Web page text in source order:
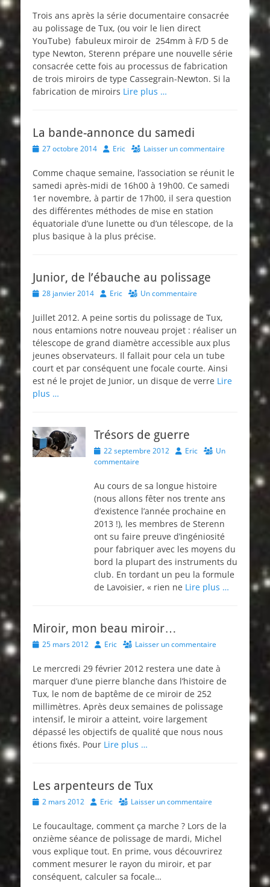
Trois ans après la série documentaire consacrée
au polissage de Tux, (ou voir le lien direct
YouTube) fabuleux miroir de 254mm à F/D 5 de
type Newton, Sterenn prépare une nouvelle série
consacrée cette fois au processus de fabrication
de trois miroirs de type Cassegrain-Newton. Si la
fabrication de miroirs Lire plus …
La bande-annonce du samedi
Posted
27 octobre 2014 Author
Eric Laisser un commentaire
Comme chaque semaine, l’association se réunit le
samedi après-midi de 16h00 à 19h00. Ce samedi
1er novembre, à partir de 17h00, il sera question
des différentes méthodes de mise en station
équatoriale d’une lunette ou d’un télescope, de la
plus basique à la plus précise.
Junior, de l’ébauche au polissage
Posted
28 janvier 2014 Author
Eric Un commentaire
Juillet 2012. A peine sortis du polissage de Tux,
nous entamions notre nouveau projet : réaliser un
télescope de grand diamètre accessible aux plus
jeunes observateurs. Il fallait pour cela un tube
court et par conséquent une focale courte. Ainsi
est né le projet de Junior, un disque de verre Lire
plus …
Trésors de guerre
Posted
on
22 septembre 2012 Author
Eric
Un
commentaire
Au cours de sa longue histoire
(nous allons fêter nos trente ans
d’existence l’année prochaine en
2013 !), les membres de Sterenn
ont su faire preuve d’ingéniosité
pour fabriquer avec les moyens du
bord la plupart des instruments du
club. En tordant un peu la formule
de Lavoisier, « rien ne Lire plus …
Miroir, mon beau miroir…
Posted
25 mars 2012 Author
Eric Laisser un commentaire
Le mercredi 29 février 2012 restera une date à
marquer d’une pierre blanche dans l’histoire de
Tux, le nom de baptême de ce miroir de 252
millimètres. Après deux semaines de polissage
intensif, le miroir a atteint, voire largement
dépassé les objectifs de qualité que nous nous
étions fixés. Pour Lire plus …
Les arpenteurs de Tux
Posted
2 mars 2012 Author
Eric Laisser un commentaire
Le foucaultage, comment ça marche ? Lors de la
onzième séance de polissage de mardi, Michel
vous explique tout. En prime, vous découvrirez
comment mesurer le rayon du miroir, et par
conséquent, calculer sa focale…